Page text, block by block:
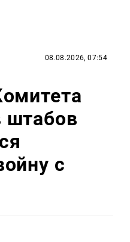
08.08.2026, 07:54
штабов
с